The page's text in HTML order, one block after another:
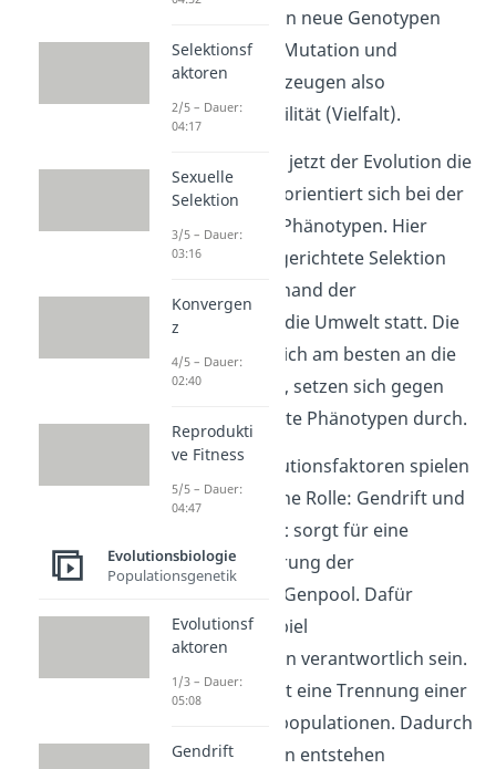
Dadurch entstehen neue Genotypen
und Phänotypen. Mutation und
Rekombination erzeugen also
genetische Variabilität (Vielfalt).
gibt jetzt der Evolution die
Richtung vor und orientiert sich bei der
„Auslese“ an den Phänotypen. Hier
findet quasi eine gerichtete Selektion
(„Sortierung“) anhand der
Angepasstheit an die Umwelt statt. Die
Phänotypen, die sich am besten an die
Umwelt anpassen, setzen sich gegen
nicht so angepasste Phänotypen durch.
Zwei weitere Evolutionsfaktoren spielen
bei der Auslese eine Rolle: Gendrift und
Gendrift sorgt für eine
zufällige Veränderung der
Allelhäufigkeit im Genpool. Dafür
können zum Beispiel
Naturkatastrophen verantwortlich sein.
Isolationbedeutet eine Trennung einer
Population in Teilpopulationen. Dadurch
können neue Arten entstehen
Selektionsf
aktoren
2/5 – Dauer:
04:17
Sexuelle
Selektion
3/5 – Dauer:
03:16
Konvergen
z
4/5 – Dauer:
02:40
Reprodukti
ve Fitness
5/5 – Dauer:
04:47
Evolutionsbiologie
Populationsgenetik
Evolutionsf
aktoren
1/3 – Dauer:
05:08
Gendrift